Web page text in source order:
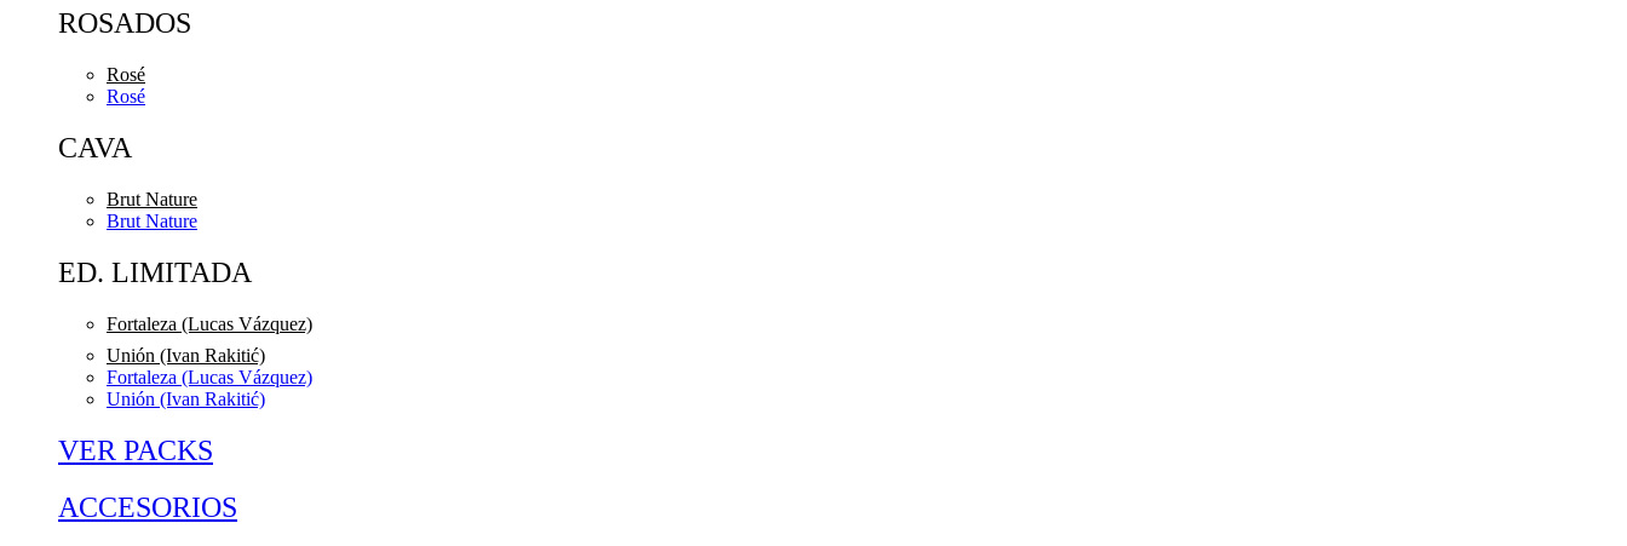
ROSADOS
Rosé
Rosé
CAVA
Brut Nature
Brut Nature
ED. LIMITADA
Fortaleza (Lucas Vázquez)
Unión (Ivan Rakitić)
Fortaleza (Lucas Vázquez)
Unión (Ivan Rakitić)
VER PACKS
ACCESORIOS